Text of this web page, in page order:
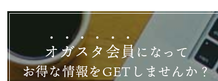
オガス タ会員になって
お得な情報をGETしませんか？